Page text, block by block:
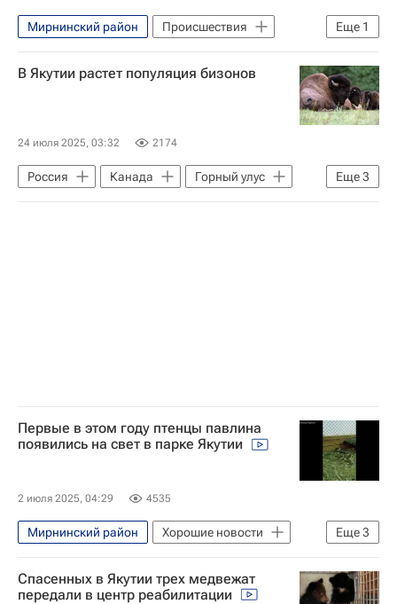
Еще 1
Мирнинский район
Происшествия
Республика Саха (Якутия)
В Якутии растет популяция бизонов
24 июля 2025, 03:32 2174
Еще3
Россия Канада
Горный улус
Фонд президентских грантов
Первые в этом году птенцы павлина
появились на свет в парке Якутии
2 июля 2025, 04:29 4535
Еще3
Мирнинский район
Хорошие новости
Общество
Мирный Алроса
Спасенных в Якутии трех медвежат
передали в центр реабилитации